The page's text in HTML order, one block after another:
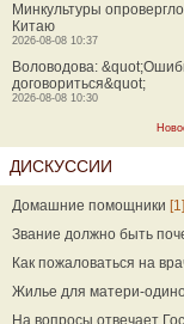
Минкультуры
Китаю
2026-08-08 10:37
Воловодова:
договориться&quot;
2026-08-08 10:30
ДИСКУССИИ
Домашние помощники [1]
Звание должно быть
Как пожаловаться на
Жилье для матери-
На вопросы отвечает